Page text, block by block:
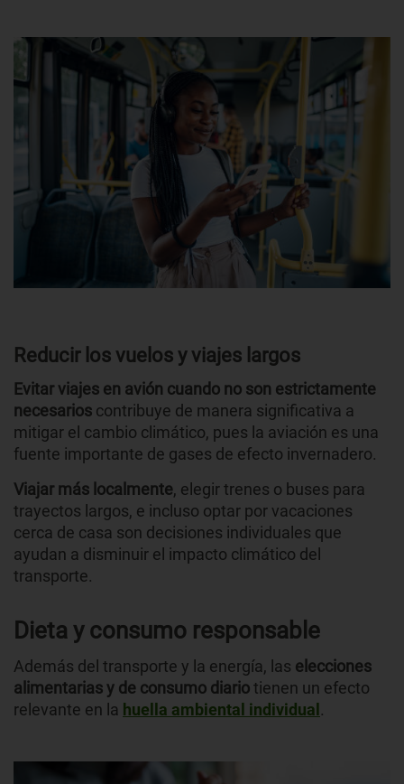
Reducir los vuelos y viajes largos
Evitar viajes en avión cuando no son estrictamente
necesarios contribuye de manera significativa a
mitigar el cambio climático, pues la aviación es una
fuente importante de gases de efecto invernadero.
Viajar más localmente, elegir trenes o buses para
trayectos largos, e incluso optar por vacaciones
cerca de casa son decisiones individuales que
ayudan a disminuir el impacto climático del
transporte.
Dieta y consumo responsable
Además del transporte y la energía, las elecciones
alimentarias y de consumo diariotienen un efecto
relevante en la huella ambiental individual .